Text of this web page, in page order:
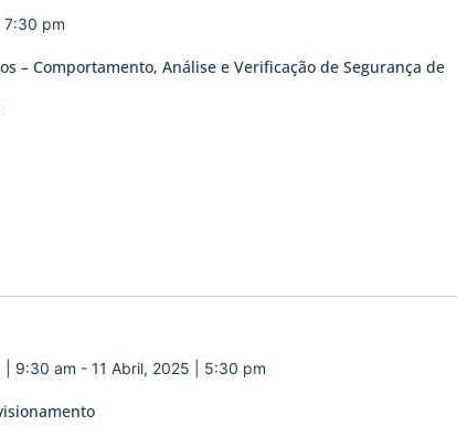
– Comportamento, Análise e Verificação de Segurança de
7:30 pm
| 9:30 am - 11 Abril, 2025 | 5:30 pm